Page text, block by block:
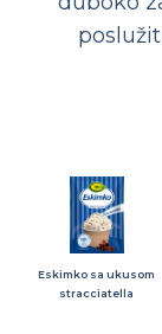
Eskimko sa ukusom
stracciatella